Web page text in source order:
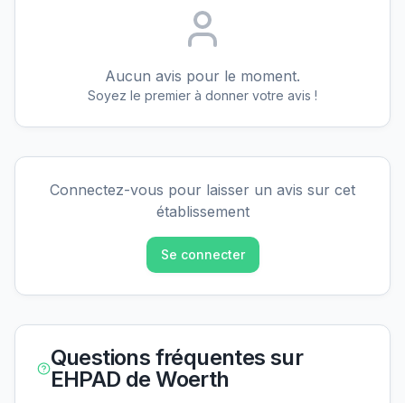
Aucun avis pour le moment.
Soyez le premier à donner votre avis !
Connectez-vous pour laisser un avis sur cet
établissement
Se connecter
Questions fréquentes sur
EHPAD de Woerth